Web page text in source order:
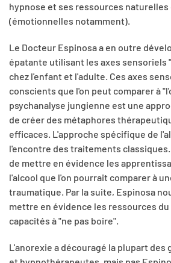
hypnose et ses ressources
(émotionnelles notamment).
Le Docteur Espinosa a en outre
épatante utilisant les axes sensoriels
chez l'enfant et l'adulte. Ces axes
conscients que l'on peut comparer à
psychanalyse jungienne est une
de créer des métaphores
efficaces. L'approche spécifique de
l'encontre des traitements
de mettre en évidence les
l'alcool que l'on pourrait comparer à
traumatique. Par la suite, Espinosa
mettre en évidence les ressources
capacités à "ne pas boire".
L'anorexie a découragé la plupart des